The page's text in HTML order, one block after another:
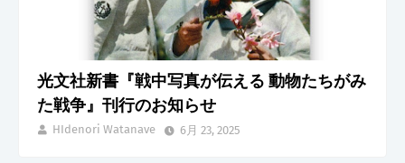
光文社新書『戦中写真が伝える 動物たちがみ
た戦争』刊行のお知らせ
HIdenori Watanave 6月 23, 2025